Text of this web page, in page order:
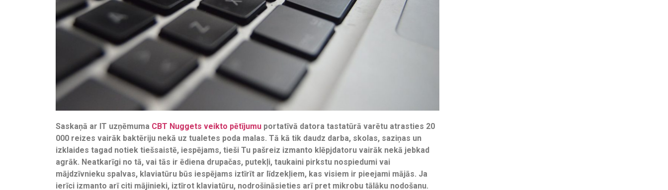
Saskaņā ar IT uzņēmuma CBT Nuggets veikto pētījumu portatīvā datora tastatūrā varētu atrasties 20
000 reizes vairāk baktēriju nekā uz tualetes poda malas. Tā kā tik daudz darba, skolas, saziņas un
izklaides tagad notiek tiešsaistē, iespējams, tieši Tu pašreiz izmanto klēpjdatoru vairāk nekā jebkad
agrāk. Neatkarīgi no tā, vai tās ir ēdiena drupačas, putekļi, taukaini pirkstu nospiedumi vai
mājdzīvnieku spalvas, klaviatūru būs iespējams iztīrīt ar līdzekļiem, kas visiem ir pieejami mājās. Ja
ierīci izmanto arī citi mājinieki, iztīrot klaviatūru, nodrošināsieties arī pret mikrobu tālāku nodošanu.